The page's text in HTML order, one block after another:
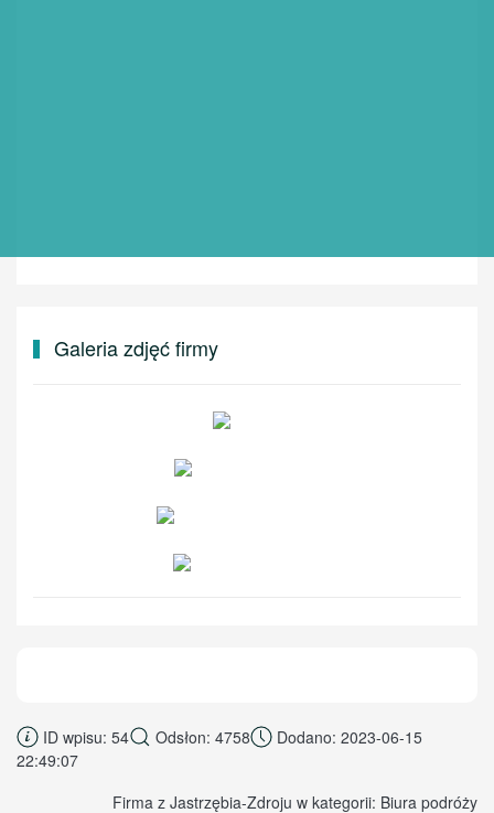
Galeria zdjęć firmy
ID wpisu: 54 Odsłon: 4758
Dodano: 2023-06-15
22:49:07
Firma z Jastrzębia-Zdroju w kategorii: Biura podróży